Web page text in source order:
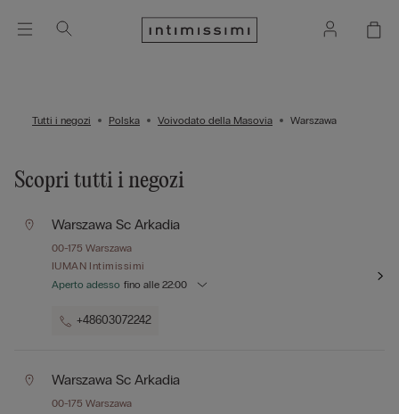
Tutti i negozi Polska Voivodato della Masovia Warszawa
Scopri tutti i negozi
Warszawa Sc Arkadia
00-175 Warszawa
IUMAN Intimissimi
Aperto adesso fino alle 22:00
+48603072242
Warszawa Sc Arkadia
00-175 Warszawa